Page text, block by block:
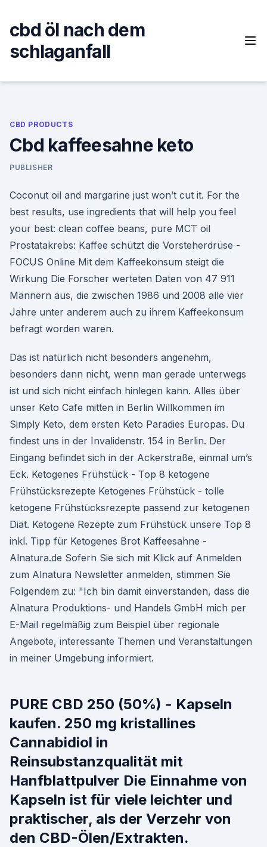
content
cbd öl nach dem
schlaganfall
CBD PRODUCTS
Cbd kaffeesahne keto
PUBLISHER
Coconut oil and margarine just won’t cut it. For the
best results, use ingredients that will help you feel
your best: clean coffee beans, pure MCT oil
Prostatakrebs: Kaffee schützt die Vorsteherdrüse -
FOCUS Online Mit dem Kaffeekonsum steigt die
Wirkung Die Forscher werteten Daten von 47 911
Männern aus, die zwischen 1986 und 2008 alle vier
Jahre unter anderem auch zu ihrem Kaffeekonsum
befragt worden waren.
Das ist natürlich nicht besonders angenehm,
besonders dann nicht, wenn man gerade unterwegs
ist und sich nicht einfach hinlegen kann. Alles über
unser Keto Cafe mitten in Berlin Willkommen im
Simply Keto, dem ersten Keto Paradies Europas. Du
findest uns in der Invalidenstr. 154 in Berlin. Der
Eingang befindet sich in der Ackerstraße, einmal um’s
Eck. Ketogenes Frühstück - Top 8 ketogene
Frühstücksrezepte Ketogenes Frühstück - tolle
ketogene Frühstücksrezepte passend zur ketogenen
Diät. Ketogene Rezepte zum Frühstück unsere Top 8
inkl. Tipp für Ketogenes Brot Kaffeesahne -
Alnatura.de Sofern Sie sich mit Klick auf Anmelden
zum Alnatura Newsletter anmelden, stimmen Sie
Folgendem zu: "Ich bin damit einverstanden, dass die
Alnatura Produktions- und Handels GmbH mich per
E-Mail regelmäßig zum Beispiel über regionale
Angebote, interessante Themen und Veranstaltungen
in meiner Umgebung informiert.
PURE CBD 250 (50%) - Kapseln
kaufen. 250 mg kristallines
Cannabidiol in
Reinsubstanzqualität mit
Hanfblattpulver Die Einnahme von
Kapseln ist für viele leichter und
praktischer, als der Verzehr von
den CBD-Ölen/Extrakten.